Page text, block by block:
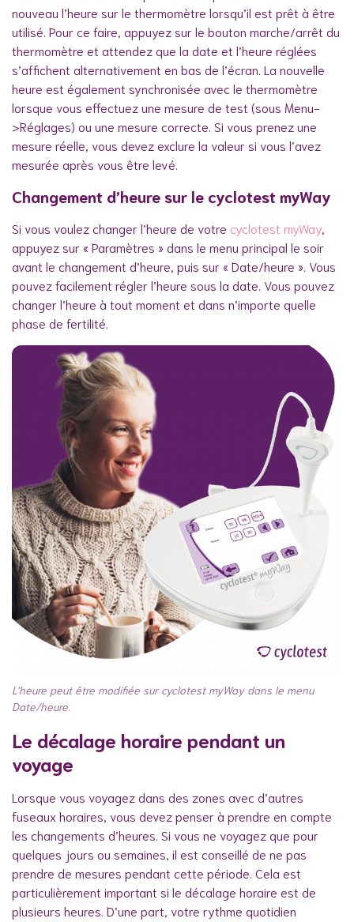
nouveau l’heure sur le thermomètre lorsqu’il est prêt à être
utilisé. Pour ce faire, appuyez sur le bouton marche/arrêt du
thermomètre et attendez que la date et l’heure réglées
s’affichent alternativement en bas de l’écran. La nouvelle
heure est également synchronisée avec le thermomètre
lorsque vous effectuez une mesure de test (sous Menu-
>Réglages) ou une mesure correcte. Si vous prenez une
mesure réelle, vous devez exclure la valeur si vous l’avez
mesurée après vous être levé.
Changement d’heure sur le cyclotest myWay
Si vous voulez changer l’heure de votre cyclotest myWay
appuyez sur « Paramètres » dans le menu principal le soir
avant le changement d’heure, puis sur « Date/heure ». Vous
pouvez facilement régler l’heure sous la date. Vous pouvez
changer l’heure à tout moment et dans n’importe quelle
phase de fertilité.
L’heure peut être modifiée sur cyclotest myWay dans le menu
Date/heure.
Le décalage horaire pendant un
voyage
Lorsque vous voyagez dans des zones avec d’autres
fuseaux horaires, vous devez penser à prendre en compte
les changements d’heures. Si vous ne voyagez que pour
quelques jours ou semaines, il est conseillé de ne pas
prendre de mesures pendant cette période. Cela est
particulièrement important si le décalage horaire est de
plusieurs heures. D’une part, votre rythme quotidien